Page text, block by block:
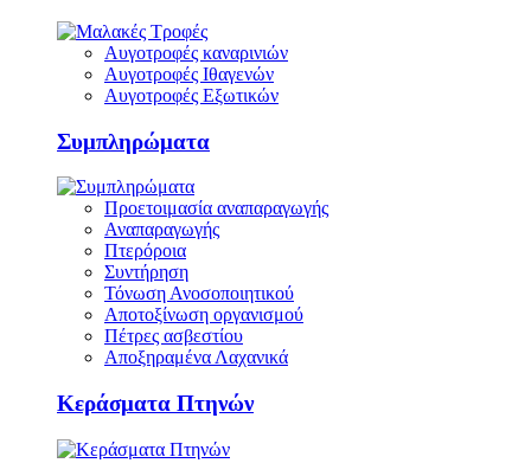
Αυγοτροφές καναρινιών
Αυγοτροφές Ιθαγενών
Αυγοτροφές Εξωτικών
Συμπληρώματα
Προετοιμασία αναπαραγωγής
Αναπαραγωγής
Πτερόροια
Συντήρηση
Τόνωση Ανοσοποιητικού
Αποτοξίνωση οργανισμού
Πέτρες ασβεστίου
Αποξηραμένα Λαχανικά
Κεράσματα Πτηνών